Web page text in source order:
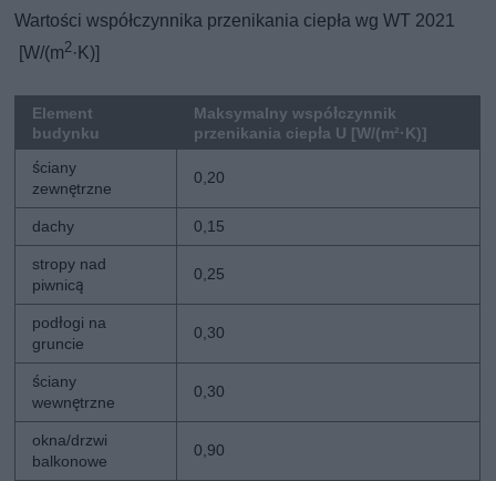
Wartości współczynnika przenikania ciepła wg WT 2021
[W/(m2·K)]
Element
budynku
Maksymalny współczynnik
przenikania ciepła U [W/(m²·K)]
ściany
zewnętrzne
0,20
dachy 0,15
stropy nad
piwnicą
0,25
podłogi na
gruncie
0,30
ściany
wewnętrzne
0,30
okna/drzwi
balkonowe
0,90